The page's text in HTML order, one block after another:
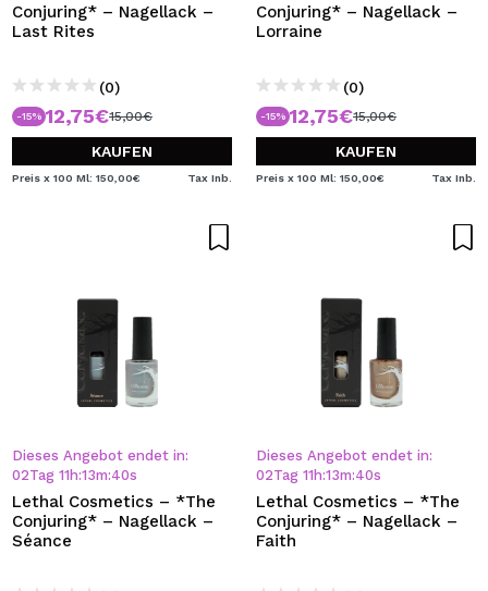
Conjuring* – Nagellack –
Last Rites
(0)
-15% 12,75€15,00€
KAUFEN
Preis x 100 Ml: 150,00€ Tax Inb.
Conjuring* – Nagellack –
Lorraine
(0)
-15% 12,75€15,00€
KAUFEN
Preis x 100 Ml: 150,00€ Tax Inb.
Dieses Angebot endet in:
02Tag 11 h:13m:39s
Lethal Cosmetics – *The
Conjuring* – Nagellack –
Séance
Dieses Angebot endet in:
02Tag 11 h:13m:39s
Lethal Cosmetics – *The
Conjuring* – Nagellack –
Faith